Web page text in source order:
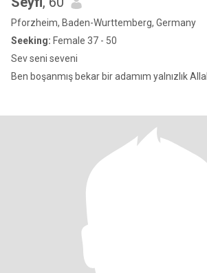
Pforzheim, Baden-Wurttemberg, Germany
Seeking: Female 37 - 50
Sev seni seveni
Ben boşanmış bekar bir adamım yalnızlık